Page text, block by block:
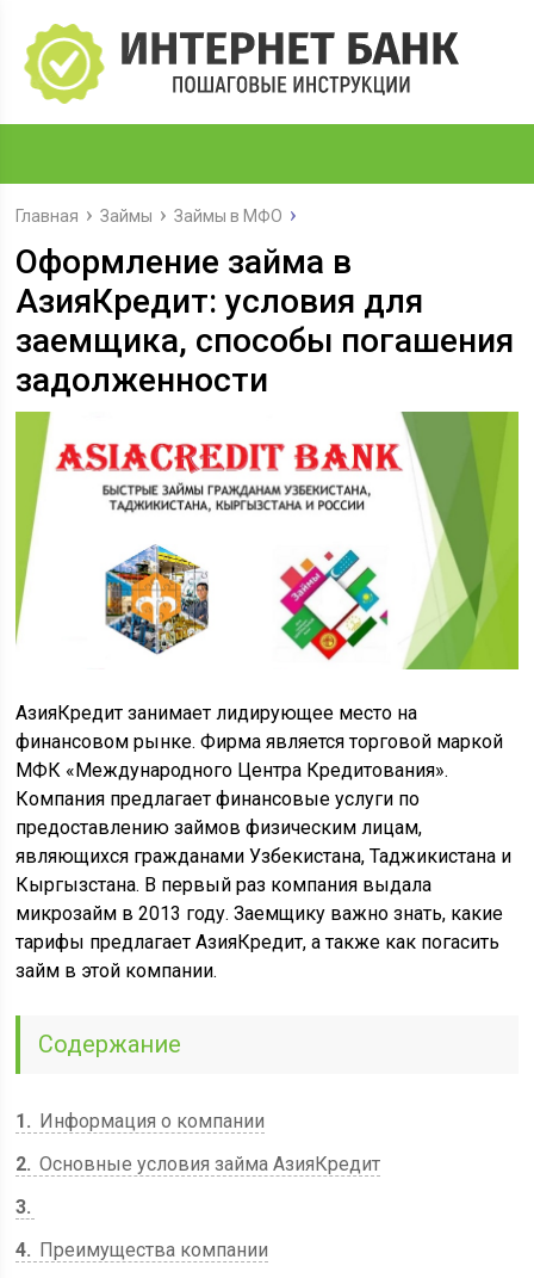
Главная Займы Займы в МФО
Оформление займа в
АзияКредит: условия для
заемщика, способы погашения
задолженности
АзияКредит занимает лидирующее место на
финансовом рынке. Фирма является торговой маркой
МФК «Международного Центра Кредитования».
Компания предлагает финансовые услуги по
предоставлению займов физическим лицам,
являющихся гражданами Узбекистана, Таджикистана и
Кыргызстана. В первый раз компания выдала
микрозайм в 2013 году. Заемщику важно знать, какие
тарифы предлагает АзияКредит, а также как погасить
займ в этой компании.
Содержание
1
Информация о компании
2 Основные условия займа АзияКредит
3
4
Преимущества компании